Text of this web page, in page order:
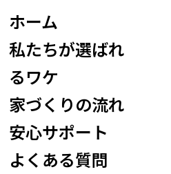
ホーム
私たちが選ばれ
るワケ
家づくりの流れ
安心サポート
よくある質問